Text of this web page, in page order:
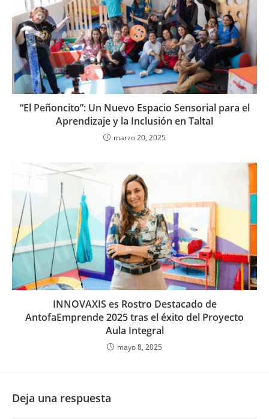
“El Peñoncito”: Un Nuevo Espacio Sensorial para el
Aprendizaje y la Inclusión en Taltal
marzo 20, 2025
INNOVAXIS es Rostro Destacado de
AntofaEmprende 2025 tras el éxito del Proyecto
Aula Integral
mayo 8, 2025
Deja una respuesta